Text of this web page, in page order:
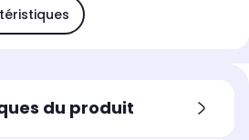
du produit